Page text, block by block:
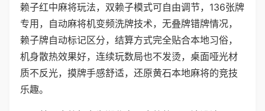
赖子红中麻将玩法，双赖子模式可自由调节，136张牌
专用，自动麻将机变频洗牌技术，无叠牌错牌情况，
赖子牌自动标记区分，结算方式完全贴合本地习俗，
机身散热效果好，连续玩数局也不发烫，桌面哑光材
质不反光，摸牌手感舒适，还原黄石本地麻将的竞技
乐趣。